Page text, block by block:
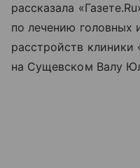
рассказала
по лечению головных
расстройств клиники
на Сущевском Валу